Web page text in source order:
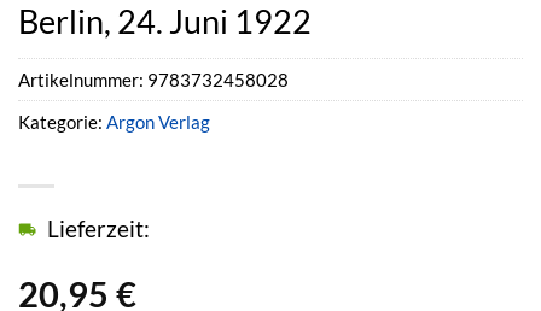
Berlin, 24. Juni 1922
20,95 €
Lieferzeit:
Artikelnummer: 9783732458028
Kategorie: Argon Verlag